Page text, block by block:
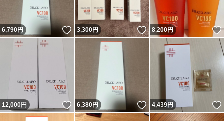
6,790円 いいね！
3,300円 いいね！
8,200円
12,000円 いいね！
6,380円 いいね！
4,439円